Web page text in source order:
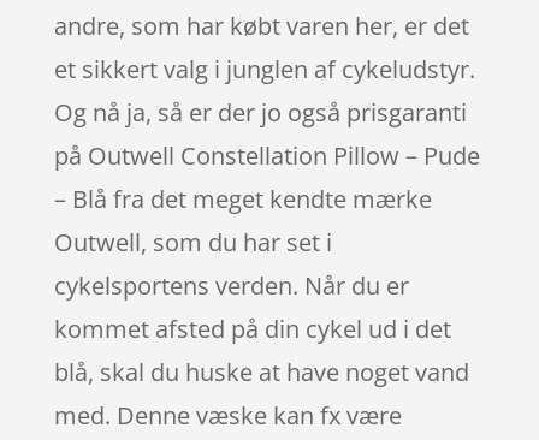
andre, som har købt varen her, er det
et sikkert valg i junglen af cykeludstyr.
Og nå ja, så er der jo også prisgaranti
på Outwell Constellation Pillow – Pude
– Blå fra det meget kendte mærke
Outwell, som du har set i
cykelsportens verden. Når du er
kommet afsted på din cykel ud i det
blå, skal du huske at have noget vand
med. Denne væske kan fx være